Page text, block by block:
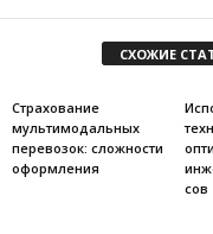
СХОЖИЕ
Страхование
мультимодальных
перевозок: сложности
оформления
сов